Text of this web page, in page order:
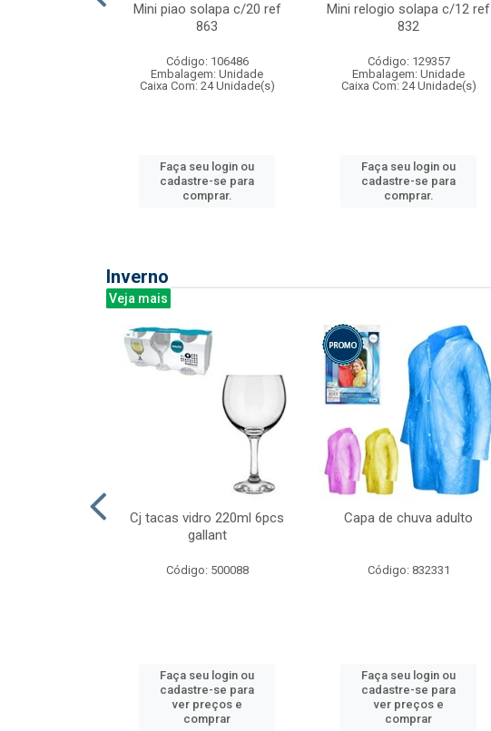
Mini piao solapa c/20 ref
863
Código: 106486
Embalagem: Unidade
Caixa Com: 24 Unidade(s)
Faça seu login ou
cadastre-se para
comprar.
Mini relogio solapa c/12 ref
832
Código: 129357
Embalagem: Unidade
Caixa Com: 24 Unidade(s)
Faça seu login ou
cadastre-se para
comprar.
Inverno
Veja mais
Cj tacas vidro 220ml 6pcs
gallant
Código: 500088
Faça seu login ou
cadastre-se para
ver preços e
comprar
Capa de chuva adulto
Código: 832331
Faça seu login ou
cadastre-se para
ver preços e
comprar